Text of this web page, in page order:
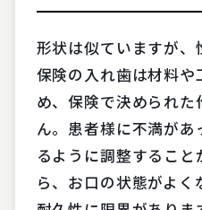
形状は似ていますが、
保険の入れ歯は材料
め、保険で決められ
ん。患者様に不満があ
るように調整するこ
ら、お口の状態がよ